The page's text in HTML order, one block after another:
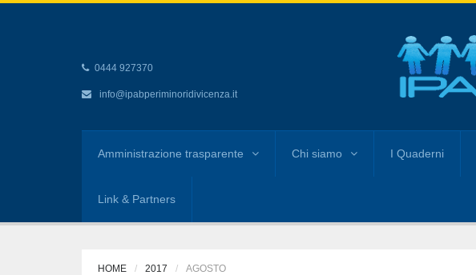
0444 927370
info@ipabperiminoridivicenza.it
Amministrazione trasparente Chi siamo I Quaderni
Link & Partners
HOME 2017 AGOSTO